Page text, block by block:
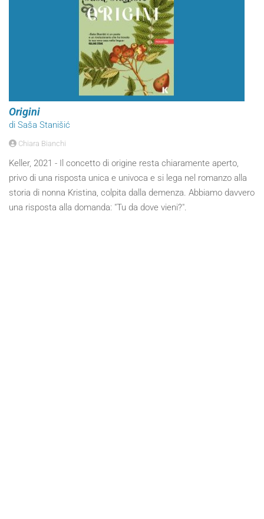
Origini
di Saša Stanišić
Chiara Bianchi
Keller, 2021 - Il concetto di origine resta chiaramente aperto,
privo di una risposta unica e univoca e si lega nel romanzo alla
storia di nonna Kristina, colpita dalla demenza. Abbiamo davvero
una risposta alla domanda: "Tu da dove vieni?".